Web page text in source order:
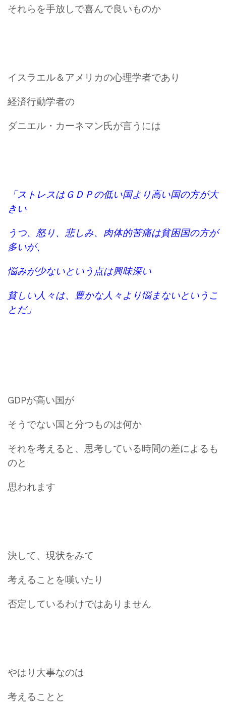
それらを手放しで喜んで良いものか
イスラエル＆アメリカの心理学者であり
経済行動学者の
ダニエル・カーネマン氏が言うには
「ストレスはＧＤＰの低い国より高い国の方が大
きい
うつ、怒り、悲しみ、肉体的苦痛は貧困国の方が
多いが、
悩みが少ないという点は興味深い
貧しい人々は、豊かな人々より悩まないというこ
とだ」
GDPが高い国が
そうでない国と分つものは何か
それを考えると、思考している時間の差によるも
のと
思われます
決して、現状をみて
考えることを嘆いたり
否定しているわけではありません
やはり大事なのは
考えることと